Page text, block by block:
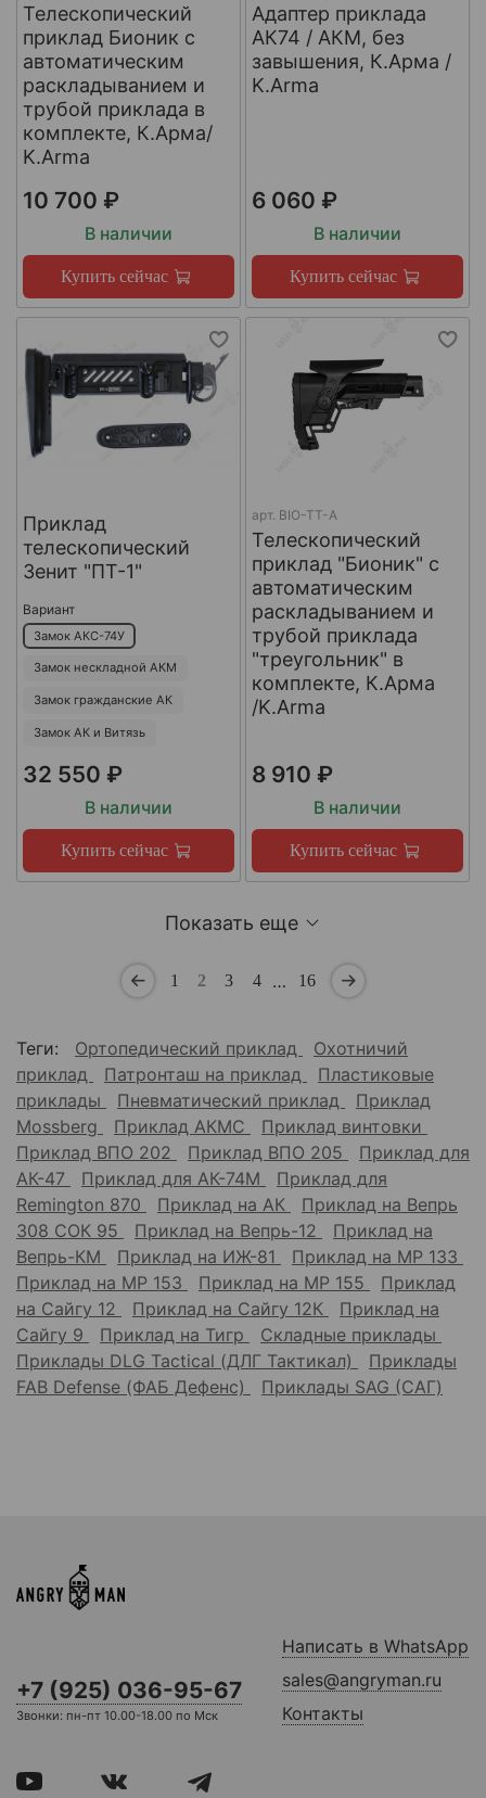
Телескопический
приклад Бионик с
автоматическим
раскладыванием и
трубой приклада в
комплекте, К.Арма/
K.Arma
10 700 ₽
В наличии
Купить сейчас
Адаптер приклада
АК74 / АКМ, без
завышения, К.Арма /
K.Arma
6 060 ₽
В наличии
Купить сейчас
Приклад
телескопический
Зенит "ПТ-1"
Вариант
Замок АКС-74У
Замок нескладной АКМ
Замок гражданские АК
Замок АК и Витязь
32 550 ₽
В наличии
Купить сейчас
арт. BIO-TT-A
Телескопический
приклад "Бионик" с
автоматическим
раскладыванием и
трубой приклада
"треугольник" в
комплекте, К.Арма
/K.Arma
8 910 ₽
В наличии
Купить сейчас
Показать еще
1 2 3 4 … 16
Теги: Ортопедический приклад
Охотничий
приклад
Патронташ на приклад
Пластиковые
приклады
Пневматический приклад
Приклад
Mossberg
Приклад АКМС
Приклад винтовки
Приклад ВПО 202
Приклад ВПО 205
Приклад для
АК-47
Приклад для АК-74М
Приклад для
Remington 870
Приклад на АК
Приклад на Вепрь
308 СОК 95
Приклад на Вепрь-12
Приклад на
Вепрь-КМ
Приклад на ИЖ-81
Приклад на МР 133
Приклад на МР 153
Приклад на МР 155
Приклад
на Сайгу 12
Приклад на Сайгу 12К
Приклад на
Сайгу 9
Приклад на Тигр
Складные приклады
Приклады DLG Tactical (ДЛГ Тактикал)
Приклады
FAB Defense (ФАБ Дефенс)
Приклады SAG (САГ)
+7 (925) 036-95-67
Звонки: пн-пт 10.00-18.00 по Мск
Написать в WhatsApp
sales@angryman.ru
Контакты